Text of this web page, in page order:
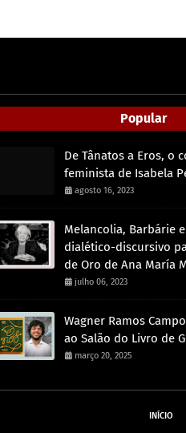
Popular
De Tânatos a Eros, o
feminista de Isabela
agosto 16, 2023
Melancolia, Barbárie
dialético-discursivo
de Oro de Ana María
julho 06, 2023
Wagner Ramos
ao Salão do Livro de
março 20, 2025
INÍCIO